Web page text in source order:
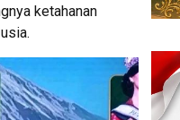
ketahanan